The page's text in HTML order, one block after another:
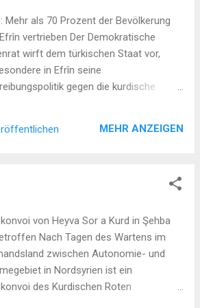
auf die staatliche Gewalt im
So sprach die britische
von einem „wahr...
Mehr als 70 Prozent der Bevölkerung
vertrieben Der Demokratische
wirft dem türkischen Staat vor,
in Efrîn seine
gegen die kurdische
auf selbstverwaltete Gebiete. ANF
2018 betreibt der türkische Staat
allem gegen die kurdische,
Mehrheitsbevölkerung richtet. Der
Syrienrat (MSD) warnt, dass
Staat nun auch das Erdbeben
um diese Politik fortzusetzen. So
MEHR ANZEIGEN
von Heyva Sor a Kurd in Şehba
Nach Tagen des Wartens im
zwischen Autonomie- und
in Nordsyrien ist ein
des Kurdischen Roten